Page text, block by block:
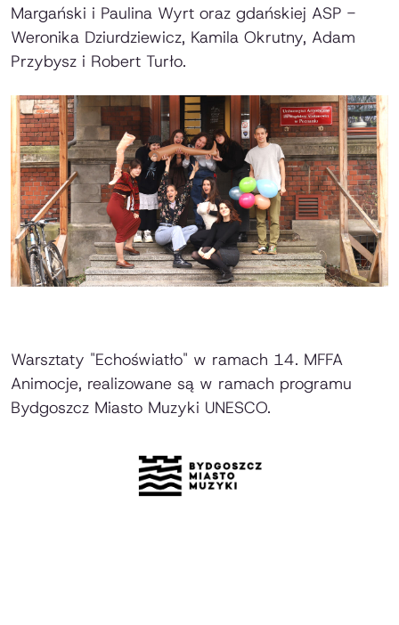
Margański i Paulina Wyrt oraz gdańskiej ASP -
Weronika Dziurdziewicz, Kamila Okrutny, Adam
Przybysz i Robert Turło.
Warsztaty "Echoświatło" w ramach 14. MFFA
Animocje, realizowane są w ramach programu
Bydgoszcz Miasto Muzyki UNESCO.